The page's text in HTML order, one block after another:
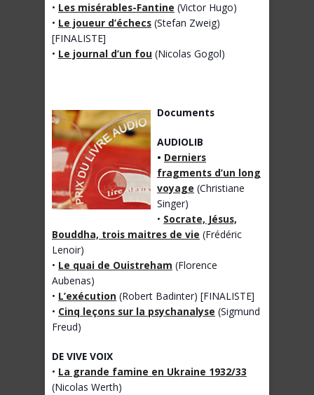
• Les misérables-Fantine (Victor Hugo)
• Le joueur d’échecs (Stefan Zweig)
[FINALISTE]
• Le journal d’un fou (Nicolas Gogol)
Documents
AUDIOLIB
• Derniers
fragments d’un long
voyage (Christiane
Singer)
• Socrate, Jésus,
Bouddha, trois maitres de vie (Frédéric
Lenoir)
• Le quai de Ouistreham (Florence
Aubenas)
• L’exécution (Robert Badinter) [FINALISTE]
• Cinq leçons sur la psychanalyse (Sigmund
Freud)
DE VIVE VOIX
• La grande famine en Ukraine 1932/33
(Nicolas Werth)